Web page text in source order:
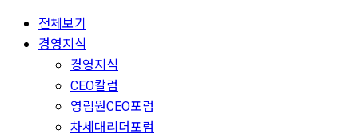
전체보기
경영지식
경영지식
CEO칼럼
영림원CEO포럼
차세대리더포럼